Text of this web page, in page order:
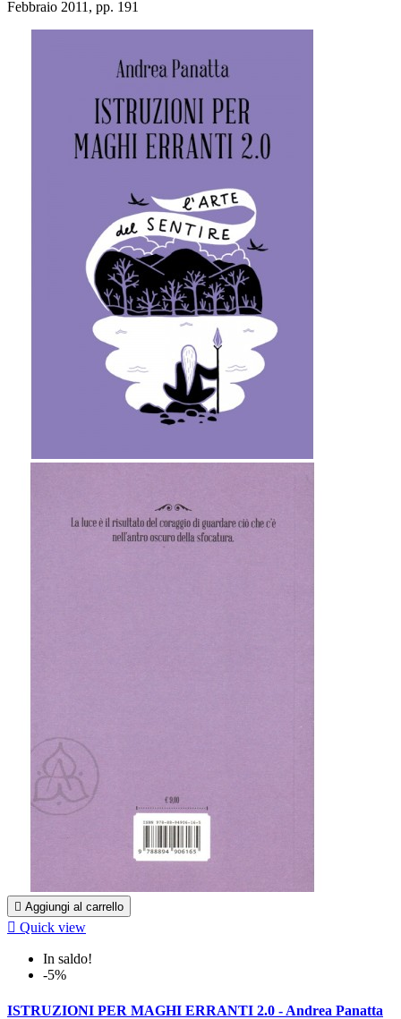
Febbraio 2011, pp. 191
 Aggiungi al carrello
 Quick view
In saldo!
-5%
ISTRUZIONI PER MAGHI ERRANTI 2.0 - Andrea Panatta